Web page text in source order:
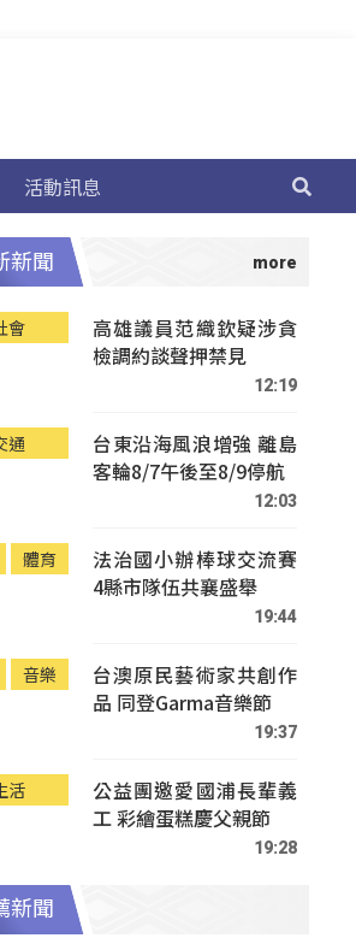
活動訊息
新聞
會
高雄議員范織欽疑涉貪
檢調約談聲押禁見
12:19
通
台東沿海風浪增強 離島
客輪8/7午後至8/9停航
12:03
體育
法治國小辦棒球交流賽
4縣市隊伍共襄盛舉
19:44
音樂
台澳原民藝術家共創作
品 同登Garma音樂節
19:37
活
公益團邀愛國浦長輩義
工 彩繪蛋糕慶父親節
19:28
新聞